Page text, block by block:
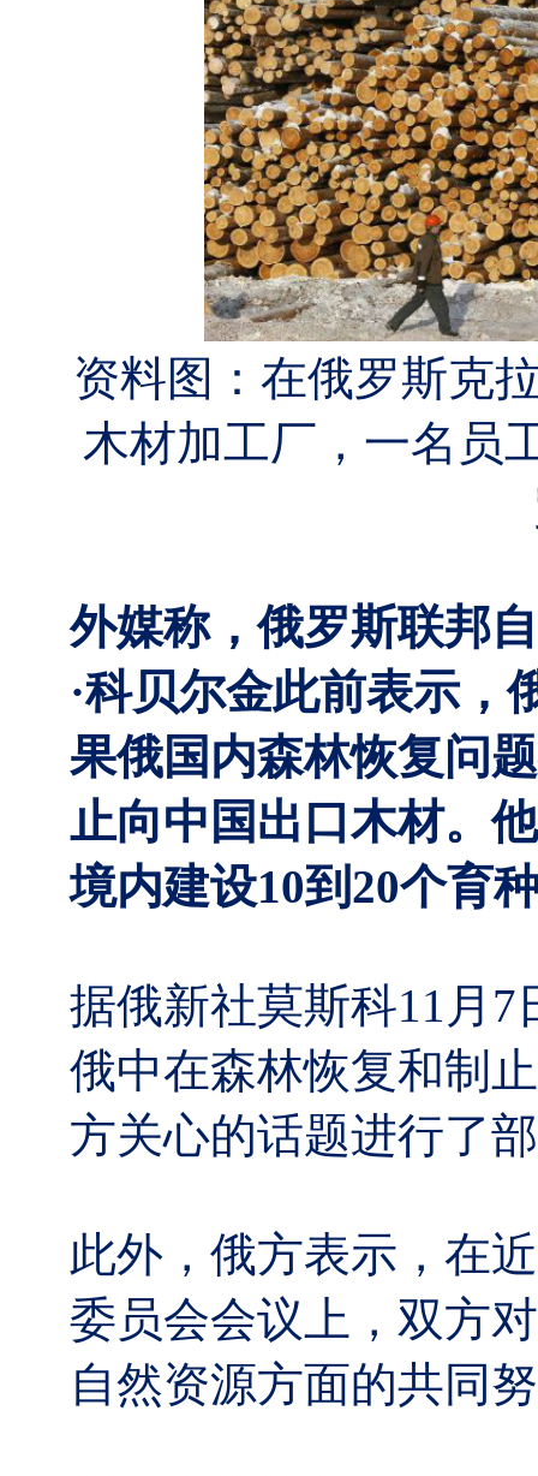
资料图：在俄罗斯克
木材加工厂，一名员
外媒称，俄罗斯联邦
·科贝尔金此前表示，
果俄国内森林恢复问
止向中国出口木材。
境内建设10到20个育
据俄新社莫斯科11月
俄中在森林恢复和制
方关心的话题进行了
此外，俄方表示，在
委员会会议上，双方
自然资源方面的共同